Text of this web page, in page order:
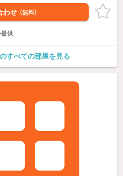
わせ （無料）
供
すべての部屋を見る